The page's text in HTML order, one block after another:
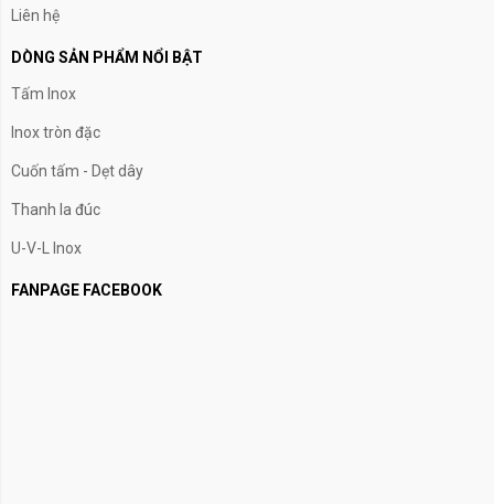
Liên hệ
DÒNG SẢN PHẨM NỔI BẬT
Tấm Inox
Inox tròn đặc
Cuốn tấm - Dẹt dây
Thanh la đúc
U-V-L Inox
FANPAGE FACEBOOK